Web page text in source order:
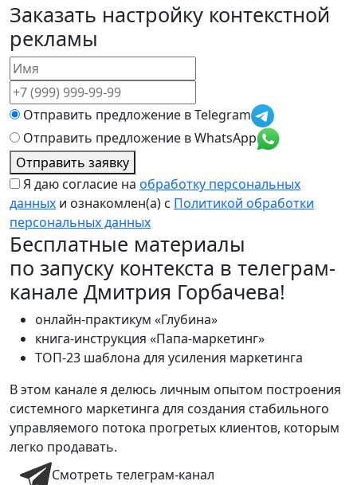
Заказать настройку контекстной
рекламы
Отправить предложение в Telegram
Отправить предложение в WhatsApp
Отправить заявку
Я даю согласие на обработку персональных
данных и ознакомлен(а) с Политикой обработки
персональных данных
Бесплатные материалы
по запуску контекста в телеграм-
канале Дмитрия Горбачева!
онлайн-практикум «Глубина»
книга-инструкция «Папа-маркетинг»
ТОП-23 шаблона для усиления маркетинга
В этом канале я делюсь личным опытом построения
системного маркетинга для создания стабильного
управляемого потока прогретых клиентов, которым
легко продавать.
Смотреть телеграм-канал